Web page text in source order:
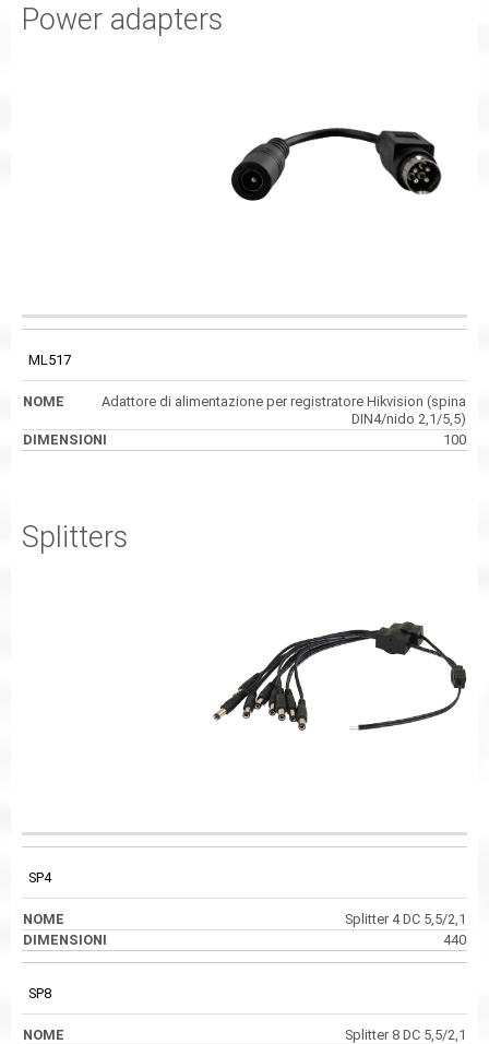
Power adapters
CODICE NOME DIMENSIONI
ML517
Adattore di alimentazione per registratore Hikvision (spina
DIN4/nido 2,1/5,5)
100
Splitters
CODICE NOME DIMENSIONI
SP4
Splitter 4 DC 5,5/2,1
440
SP8
Splitter 8 DC 5,5/2,1